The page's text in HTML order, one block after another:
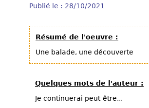
Publié le : 28/10/2021
Résumé de l'oeuvre :
Une balade, une découverte
Quelques mots de l'auteur :
Je continuerai peut-être...